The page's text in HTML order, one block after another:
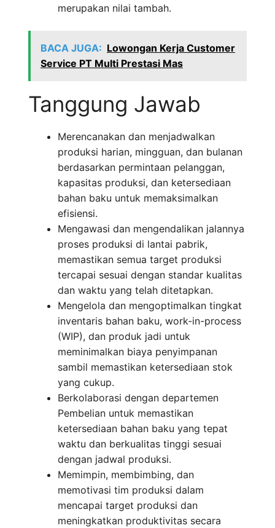
merupakan nilai tambah.
BACA JUGA: Lowongan Kerja Customer
Service PT Multi Prestasi Mas
Tanggung Jawab
Merencanakan dan menjadwalkan
produksi harian, mingguan, dan bulanan
berdasarkan permintaan pelanggan,
kapasitas produksi, dan ketersediaan
bahan baku untuk memaksimalkan
efisiensi.
Mengawasi dan mengendalikan jalannya
proses produksi di lantai pabrik,
memastikan semua target produksi
tercapai sesuai dengan standar kualitas
dan waktu yang telah ditetapkan.
Mengelola dan mengoptimalkan tingkat
inventaris bahan baku, work-in-process
(WIP), dan produk jadi untuk
meminimalkan biaya penyimpanan
sambil memastikan ketersediaan stok
yang cukup.
Berkolaborasi dengan departemen
Pembelian untuk memastikan
ketersediaan bahan baku yang tepat
waktu dan berkualitas tinggi sesuai
dengan jadwal produksi.
Memimpin, membimbing, dan
memotivasi tim produksi dalam
mencapai target produksi dan
meningkatkan produktivitas secara